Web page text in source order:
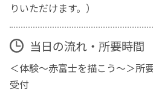
りいただけます。）
当日の流れ・所要時間
＜体験～赤富士を描こう～＞所
受付